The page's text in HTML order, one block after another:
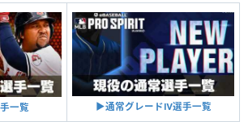
一覧 ▶︎通常グレードⅣ選手一覧